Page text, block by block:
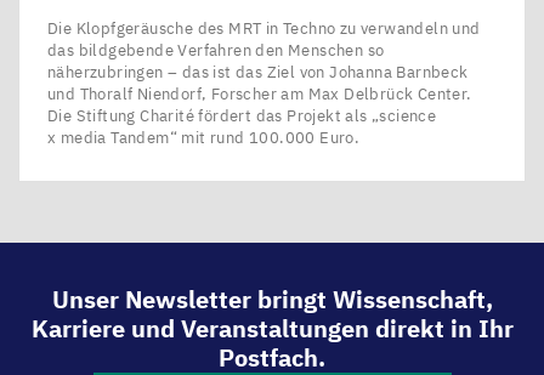
Die Klopfgeräusche des MRT in Techno zu verwandeln und
das bildgebende Verfahren den Menschen so
näherzubringen – das ist das Ziel von Johanna Barnbeck
und Thoralf Niendorf, Forscher am Max Delbrück Center.
Die Stiftung Charité fördert das Projekt als ​„science
x media Tandem“ mit rund 100.000 Euro.
Unser Newsletter bringt Wissenschaft,
Karriere und Veranstaltungen direkt in Ihr
Postfach.